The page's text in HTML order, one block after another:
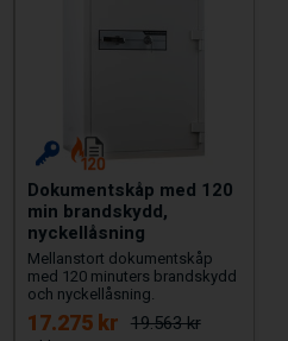
Dokumentskåp med 120
min brandskydd,
nyckellåsning
Mellanstort dokumentskåp
med 120 minuters brandskydd
och nyckellåsning.
17.275 kr 19.563 kr